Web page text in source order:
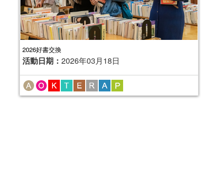
2026好書交換
活動日期： 2026年03月18日